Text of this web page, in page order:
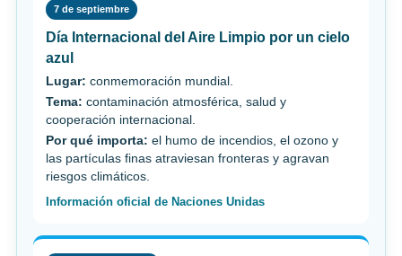
7 de septiembre
Día Internacional del Aire Limpio por un cielo
azul
Lugar: conmemoración mundial.
Tema: contaminación atmosférica, salud y
cooperación internacional.
Por qué importa: el humo de incendios, el ozono y
las partículas finas atraviesan fronteras y agravan
riesgos climáticos.
Información oficial de Naciones Unidas